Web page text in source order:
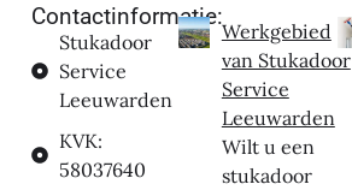
Contactinformatie:
Stukadoor
Service
Leeuwarden
KVK:
58037640
Werkgebied
van Stukadoor
Service
Leeuwarden
Wilt u een
stukadoor